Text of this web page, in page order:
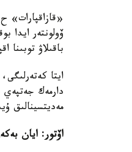
«قازاقپارات»
ۆولونتەر ايدا
باقىلاۋ توبىنا
ايتا
دارمەك جەتپەي
مەديتسينالىق
اۆتور: ايان